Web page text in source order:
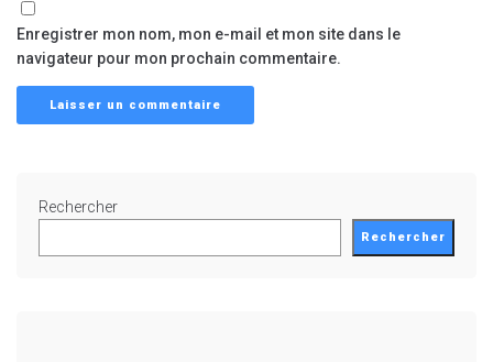
Enregistrer mon nom, mon e-mail et mon site dans le
navigateur pour mon prochain commentaire.
Rechercher
Rechercher